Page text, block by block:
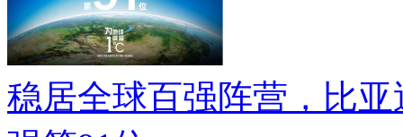
稳居全球百强阵营，比